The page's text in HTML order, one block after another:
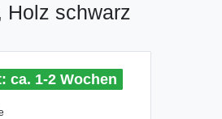
Holz schwarz
ca. 1-2 Wochen